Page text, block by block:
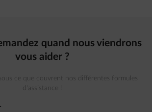
quand nous viendrons
vous aider ?
ce que couvrent nos différentes formules
d'assistance !